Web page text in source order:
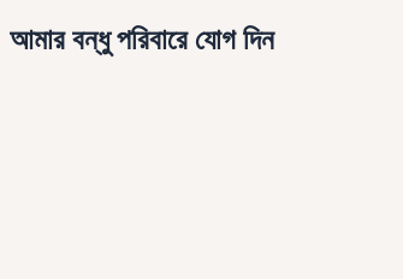
আমার বন্ধু পরিবারে যোগ দিন